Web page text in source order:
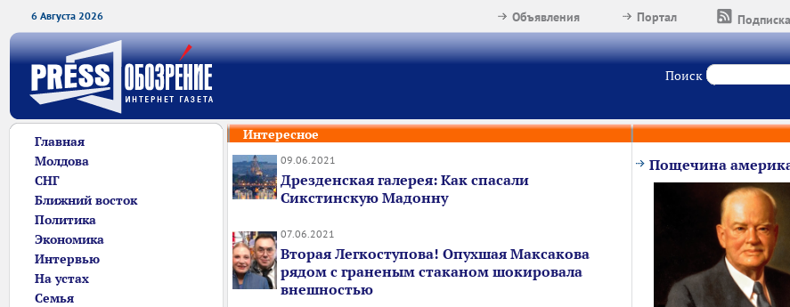
6 Августа 2026 Подписка
Портал
Объявления
Поиск
Главная
Молдова
СНГ
Ближний восток
Политика
Экономика
Интервью
На устах
Семья
Интересное
09.06.2021
Дрезденская галерея: Как спасали
Сикстинскую Мадонну
07.06.2021
Вторая Легкоступова! Опухшая Максакова
рядом с граненым стаканом шокировала
внешностью
Пощечина